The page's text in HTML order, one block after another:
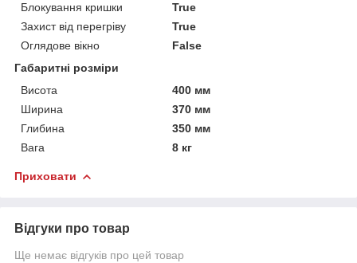
Блокування кришки
True
Захист від перегріву
True
Оглядове вікно
False
Габаритні розміри
Висота
400 мм
Ширина
370 мм
Глибина
350 мм
Вага
8 кг
Приховати
Відгуки про товар
Ще немає відгуків про цей товар